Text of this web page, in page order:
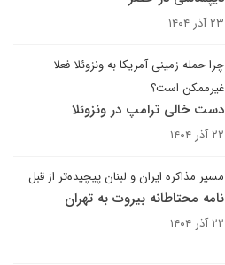
۲۳ آذر ۱۴۰۴
چرا حمله زمینی آمریکا به ونزوئلا فعلا
غیرممکن است؟
دست خالی ترامپ در ونزوئلا
۲۲ آذر ۱۴۰۴
مسیر مذاکره ایران و لبنان پیچیده‌تر از قبل
نامه محتاطانه بیروت به تهران
۲۲ آذر ۱۴۰۴